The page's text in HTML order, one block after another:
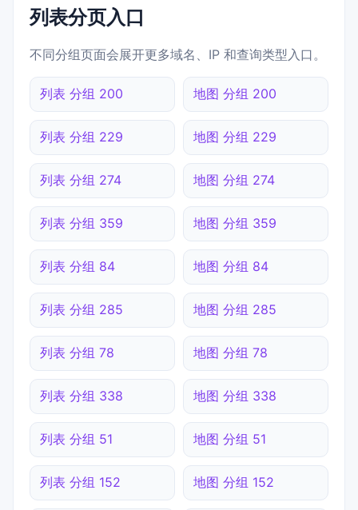
列表分页入口
不同分组页面会展开更多域名、IP 和查询类型入口。
列表 分组 200 地图 分组 200
列表 分组 229 地图 分组 229
列表 分组 274 地图 分组 274
列表 分组 359 地图 分组 359
列表 分组 84 地图 分组 84
列表 分组 285 地图 分组 285
列表 分组 78 地图 分组 78
列表 分组 338 地图 分组 338
列表 分组 51 地图 分组 51
列表 分组 152 地图 分组 152